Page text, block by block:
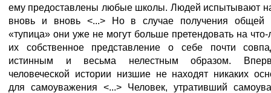
ему предоставлены любые школы. Людей испытывают
вновь и вновь <...> Но в случае получения общей
«тупица» они уже не могут больше претендовать на
их собственное представление о себе почти
истинным и весьма нелестным образом.
человеческой истории низшие не находят никаких
для самоуважения <...> Человек, утративший